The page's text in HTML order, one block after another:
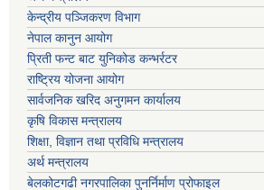
केन्द्रीय पञ्जिकरण विभाग
नेपाल कानुन आयोग
प्रिती फन्ट बाट युनिकोड कन्भर्रटर
राष्ट्रिय योजना आयोग
सार्वजनिक खरिद अनुगमन कार्यालय
कृषि विकास मन्त्रालय
शिक्षा, विज्ञान तथा प्रविधि मन्त्रालय
अर्थ मन्त्रालय
बेलकोटगढी नगरपालिका पुनर्निर्माण प्रोफाइल